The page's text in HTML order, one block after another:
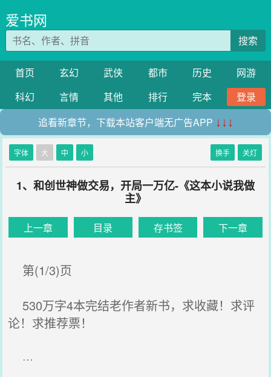
爱书网
搜索
首页 玄幻 武侠 都市 历史
网游
科幻
言情 其他 排行 完本
登录
追看新章节，下载本站客户端无广告APP ↓↓↓
字体 大 中 小 换手 关灯
1、和创世神做交易，开局一万亿-《这本小说我做
主》
上一章 目录 存书签 下一章
第(1/3)页
530万字4本完结老作者新书，求收藏！求评
论！求推荐票！
···